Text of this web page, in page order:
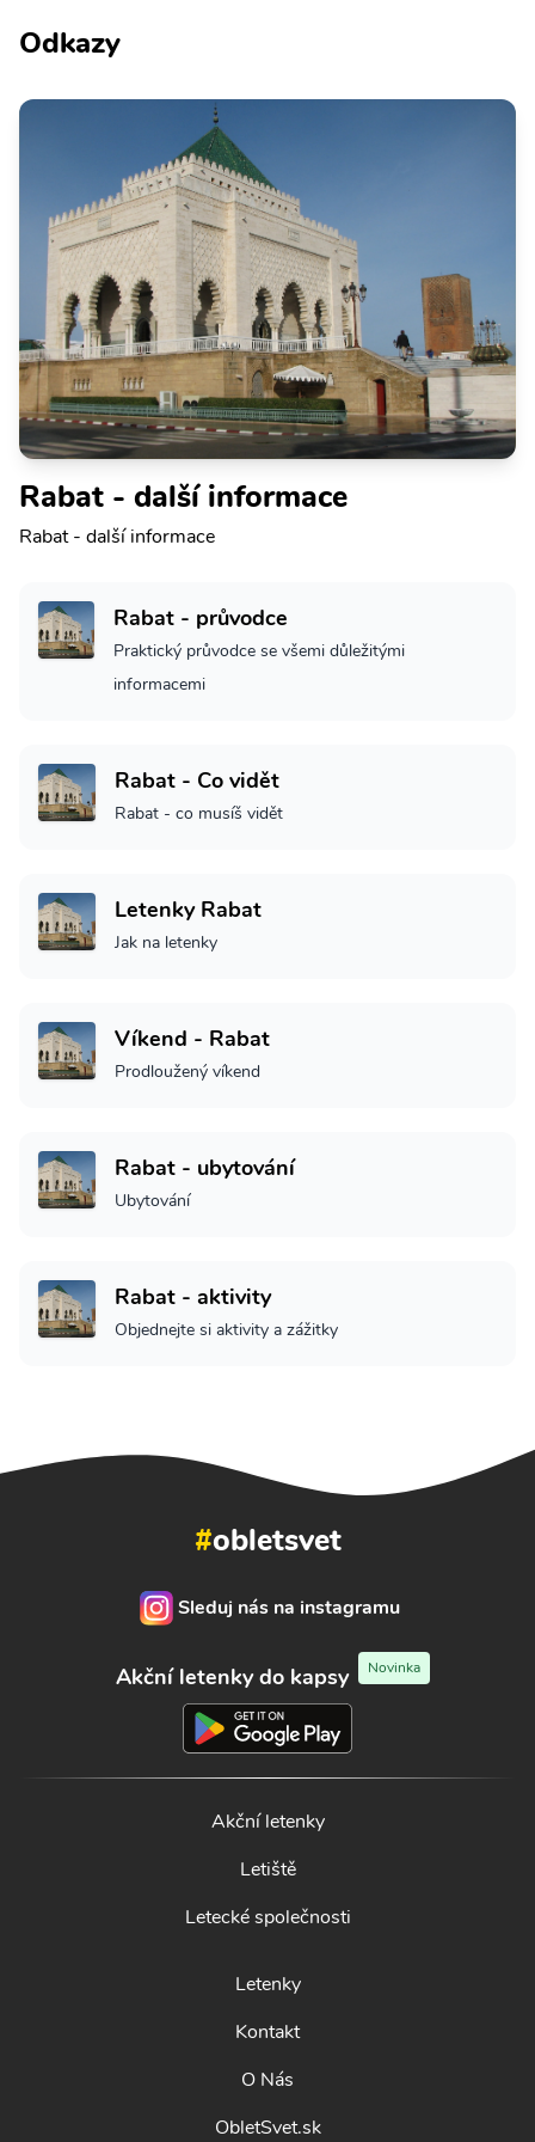
Odkazy
Rabat - další informace
Rabat - další informace
Rabat - průvodce
Praktický průvodce se všemi důležitými
informacemi
Rabat - Co vidět
Rabat - co musíš vidět
Letenky Rabat
Jak na letenky
Víkend - Rabat
Prodloužený víkend
Rabat - ubytování
Ubytování
Rabat - aktivity
Objednejte si aktivity a zážitky
#obletsvet
Sleduj nás na instagramu
Akční letenky do kapsy Novinka
Akční letenky
Letiště
Letecké společnosti
Letenky
Kontakt
O Nás
ObletSvet.sk